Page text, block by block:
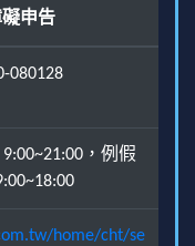
申告
080128
，例假
home/cht/se